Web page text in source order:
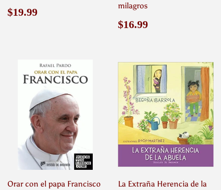
Precio
$19.99
milagros
Precio
$16.99
Orar con el papa Francisco
La Extraña Herencia de la